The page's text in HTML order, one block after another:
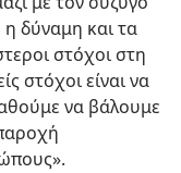
η δύναμη και τα
στόχοι στη
στόχοι είναι να
να βάλουμε